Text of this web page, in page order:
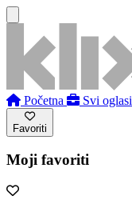
Početna Svi oglasi
Favoriti
Moji favoriti